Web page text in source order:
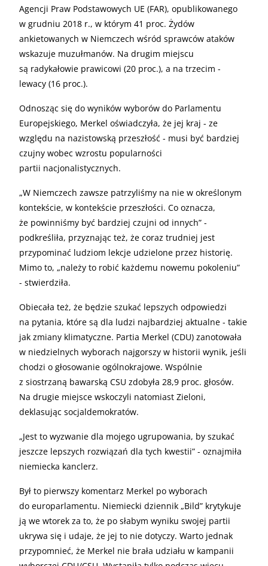
Agencji Praw Podstawowych UE (FAR), opublikowanego
w grudniu 2018 r., w którym 41 proc. Żydów
ankietowanych w Niemczech wśród sprawców ataków
wskazuje muzułmanów. Na drugim miejscu
są radykałowie prawicowi (20 proc.), a na trzecim -
lewacy (16 proc.).
Odnosząc się do wyników wyborów do Parlamentu
Europejskiego, Merkel oświadczyła, że jej kraj - ze
względu na nazistowską przeszłość - musi być bardziej
czujny wobec wzrostu popularności
partii nacjonalistycznych.
„W Niemczech zawsze patrzyliśmy na nie w określonym
kontekście, w kontekście przeszłości. Co oznacza,
że powinniśmy być bardziej czujni od innych” -
podkreśliła, przyznając też, że coraz trudniej jest
przypominać ludziom lekcje udzielone przez historię.
Mimo to, „należy to robić każdemu nowemu pokoleniu”
- stwierdziła.
Obiecała też, że będzie szukać lepszych odpowiedzi
na pytania, które są dla ludzi najbardziej aktualne - takie
jak zmiany klimatyczne. Partia Merkel (CDU) zanotowała
w niedzielnych wyborach najgorszy w historii wynik, jeśli
chodzi o głosowanie ogólnokrajowe. Wspólnie
z siostrzaną bawarską CSU zdobyła 28,9 proc. głosów.
Na drugie miejsce wskoczyli natomiast Zieloni,
deklasując socjaldemokratów.
„Jest to wyzwanie dla mojego ugrupowania, by szukać
jeszcze lepszych rozwiązań dla tych kwestii” - oznajmiła
niemiecka kanclerz.
Był to pierwszy komentarz Merkel po wyborach
do europarlamentu. Niemiecki dziennik „Bild” krytykuje
ją we wtorek za to, że po słabym wyniku swojej partii
ukrywa się i udaje, że jej to nie dotyczy. Warto jednak
przypomnieć, że Merkel nie brała udziału w kampanii